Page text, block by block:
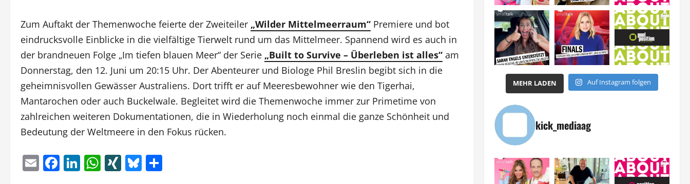
Zum Auftakt der Themenwoche feierte der Zweiteiler „Wilder Mittelmeerraum“ Premiere und bot
eindrucksvolle Einblicke in die vielfältige Tierwelt rund um das Mittelmeer. Spannend wird es auch in
der brandneuen Folge „Im tiefen blauen Meer“ der Serie „Built to Survive – Überleben ist alles“ am
Donnerstag, den 12. Juni um 20:15 Uhr. Der Abenteurer und Biologe Phil Breslin begibt sich in die
geheimnisvollen Gewässer Australiens. Dort trifft er auf Meeresbewohner wie den Tigerhai,
Mantarochen oder auch Buckelwale. Begleitet wird die Themenwoche immer zur Primetime von
zahlreichen weiteren Dokumentationen, die in Wiederholung noch einmal die ganze Schönheit und
Bedeutung der Weltmeere in den Fokus rücken.
EmailFacebook
LinkedIn
WhatsApp
XINGBluesky
MEHR LADEN Auf Instagram folgen
kick_mediaag